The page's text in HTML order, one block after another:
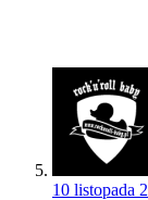
10 listopada